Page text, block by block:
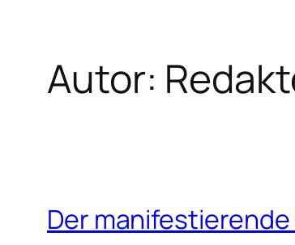
InhaltAutor:
Der